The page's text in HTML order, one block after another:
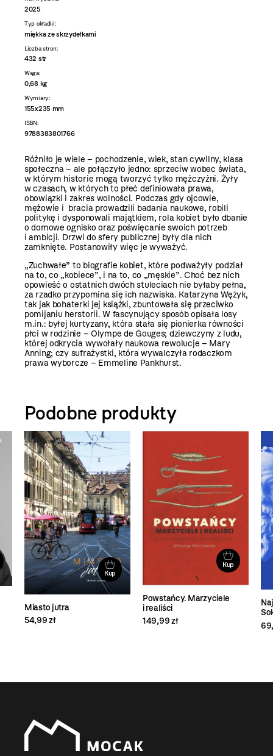
2025
Typ okładki:
miękka ze skrzydełkami
Liczba stron:
432 str
Waga:
0,68 kg
Wymiary:
155x235 mm
ISBN:
9788383801766
Różniło je wiele – pochodzenie, wiek, stan cywilny, klasa
społeczna – ale połączyło jedno: sprzeciw wobec świata,
w którym historie mogą tworzyć tylko mężczyźni. Żyły
w czasach, w których to płeć definiowała prawa,
obowiązki i zakres wolności. Podczas gdy ojcowie,
mężowie i bracia prowadzili badania naukowe, robili
politykę i dysponowali majątkiem, rola kobiet było dbanie
o domowe ognisko oraz poświęcanie swoich potrzeb
i ambicji. Drzwi do sfery publicznej były dla nich
zamknięte. Postanowiły więc je wyważyć.
„Zuchwałe” to biografie kobiet, które podważyły podział
na to, co „kobiece”, i na to, co „męskie”. Choć bez nich
opowieść o ostatnich dwóch stuleciach nie byłaby pełna,
za rzadko przypomina się ich nazwiska. Katarzyna Wężyk,
tak jak bohaterki jej książki, zbuntowała się przeciwko
pomijaniu herstorii. W fascynujący sposób opisała losy
m.in.: byłej kurtyzany, która stała się pionierka równości
płci w rodzinie – Olympe de Gouges; dziewczyny z ludu,
której odkrycia wywołały naukowa rewolucje – Mary
Anning; czy sufrażystki, która wywalczyła rodaczkom
prawa wyborcze – Emmeline Pankhurst.
Podobne produkty
Kup
Miasto jutra
54,99 zł
Kup
Powstańcy. Marzyciele
i realiści
149,99 zł